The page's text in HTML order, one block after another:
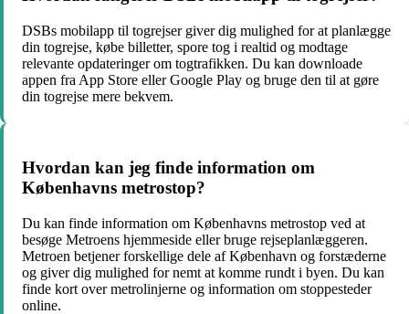
DSBs mobilapp til togrejser giver dig mulighed for at planlægge
din togrejse, købe billetter, spore tog i realtid og modtage
relevante opdateringer om togtrafikken. Du kan downloade
appen fra App Store eller Google Play og bruge den til at gøre
din togrejse mere bekvem.
Hvordan kan jeg finde information om
Københavns metrostop?
Du kan finde information om Københavns metrostop ved at
besøge Metroens hjemmeside eller bruge rejseplanlæggeren.
Metroen betjener forskellige dele af København og forstæderne
og giver dig mulighed for nemt at komme rundt i byen. Du kan
finde kort over metrolinjerne og information om stoppesteder
online.